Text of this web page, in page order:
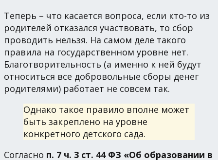
Теперь – что касается вопроса, если кто-то из
родителей отказался участвовать, то сбор
проводить нельзя. На самом деле такого
правила на государственном уровне нет.
Благотворительность (а именно к ней будут
относиться все добровольные сборы денег
родителями) работает не совсем так.
Однако такое правило вполне может
быть закреплено на уровне
конкретного детского сада.
Согласно п. 7 ч. 3 ст. 44 ФЗ «Об образовании в